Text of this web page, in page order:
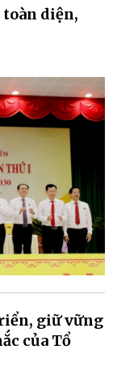
diện,
giữ vững
của Tổ